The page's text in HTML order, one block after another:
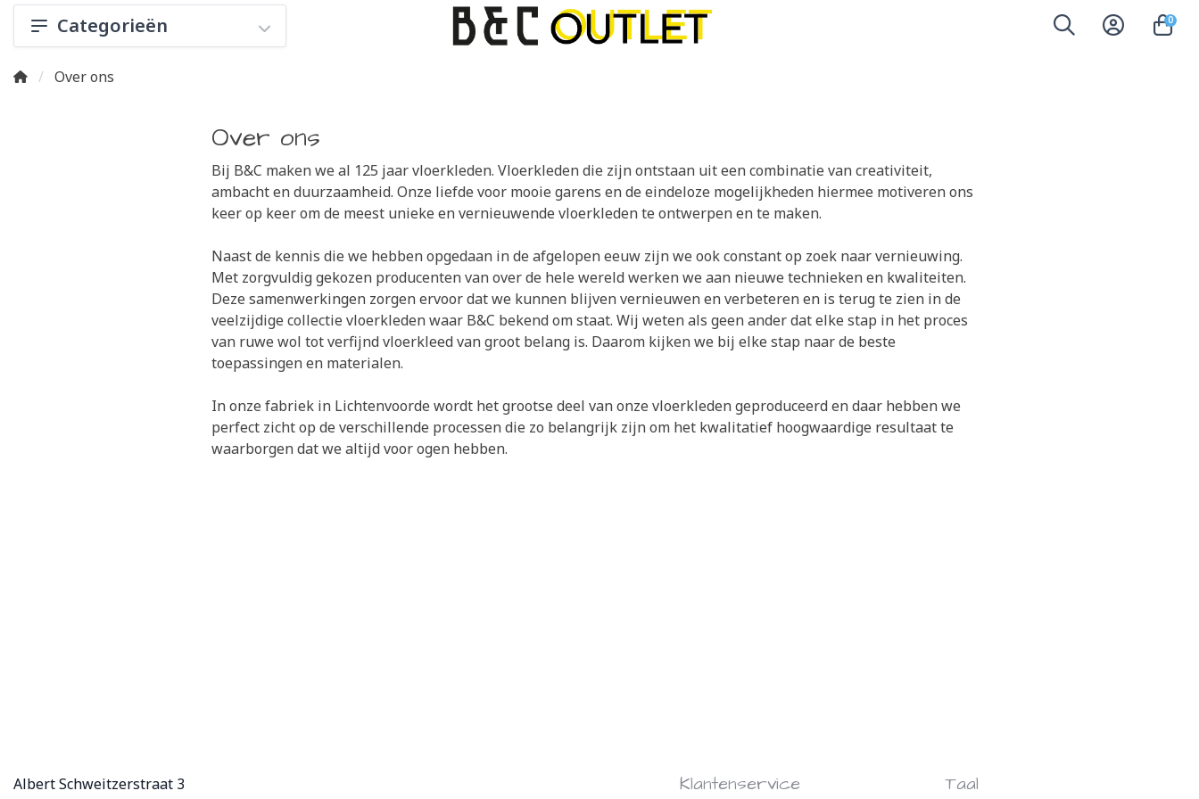
Categorieën 0
Over ons
Over ons
Bij B&C maken we al 125 jaar vloerkleden. Vloerkleden die zijn ontstaan uit een combinatie van creativiteit,
ambacht en duurzaamheid. Onze liefde voor mooie garens en de eindeloze mogelijkheden hiermee motiveren ons
keer op keer om de meest unieke en vernieuwende vloerkleden te ontwerpen en te maken.
Naast de kennis die we hebben opgedaan in de afgelopen eeuw zijn we ook constant op zoek naar vernieuwing.
Met zorgvuldig gekozen producenten van over de hele wereld werken we aan nieuwe technieken en kwaliteiten.
Deze samenwerkingen zorgen ervoor dat we kunnen blijven vernieuwen en verbeteren en is terug te zien in de
veelzijdige collectie vloerkleden waar B&C bekend om staat. Wij weten als geen ander dat elke stap in het proces
van ruwe wol tot verfijnd vloerkleed van groot belang is. Daarom kijken we bij elke stap naar de beste
toepassingen en materialen.
In onze fabriek in Lichtenvoorde wordt het grootse deel van onze vloerkleden geproduceerd en daar hebben we
perfect zicht op de verschillende processen die zo belangrijk zijn om het kwalitatief hoogwaardige resultaat te
waarborgen dat we altijd voor ogen hebben.
Albert Schweitzerstraat 3
Klantenservice Taal